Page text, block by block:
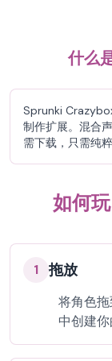
什么
Sprunki
制作扩展。混合
需下载，只需纯
如何
1 拖放
将角色
中创建